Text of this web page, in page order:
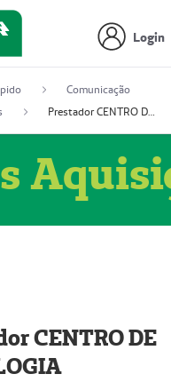
Login
Comunicação
Prestador CENTRO DE ONCOLOGIA
CENTRO DE